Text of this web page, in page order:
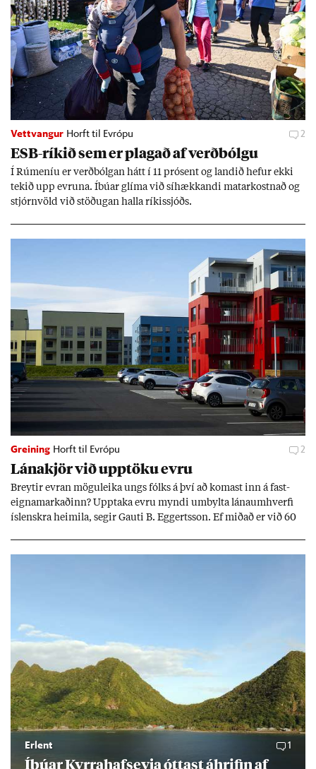
Vettvangur Horft til Evrópu 2
ESB-rík­ið sem er plag­að af verð­bólgu
Í Rúm­en­íu er verð­bólg­an hátt í 11 pró­sent og land­ið hef­ur ekki
tek­ið upp evr­una. Íbú­ar glíma við sí­hækk­andi mat­ar­kostn­að og
stjórn­völd við stöð­ug­an halla rík­is­sjóðs.
Greining Horft til Evrópu 2
Lána­kjör við upp­töku evru
Breyt­ir evr­an mögu­leika ungs fólks á því að kom­ast inn á fast­
eigna­mark­að­inn? Upp­taka evru myndi um­bylta lánaum­hverfi
ís­lenskra heim­ila, seg­ir Gauti B. Eggerts­son. Ef mið­að er við 60
Erlent 1
Íbú­ar Kyrra­hafs­eyja ótt­ast áhrif­in af